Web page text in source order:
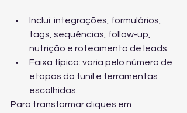
Inclui: integrações, formulários,
tags, sequências, follow-up,
nutrição e roteamento de leads.
Faixa típica: varia pelo número de
etapas do funil e ferramentas
escolhidas.
Para transformar cliques em